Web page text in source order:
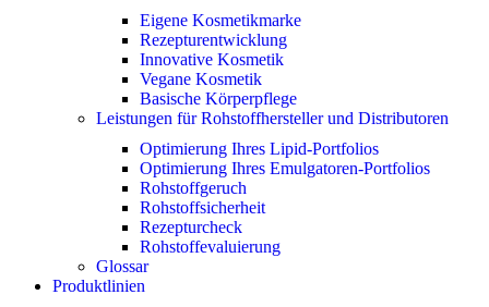
Eigene Kosmetikmarke
Rezepturentwicklung
Innovative Kosmetik
Vegane Kosmetik
Basische Körperpflege
Leistungen für Rohstoffhersteller und Distributoren
Optimierung Ihres Lipid-Portfolios
Optimierung Ihres Emulgatoren-Portfolios
Rohstoffgeruch
Rohstoffsicherheit
Rezepturcheck
Rohstoffevaluierung
Glossar
Produktlinien